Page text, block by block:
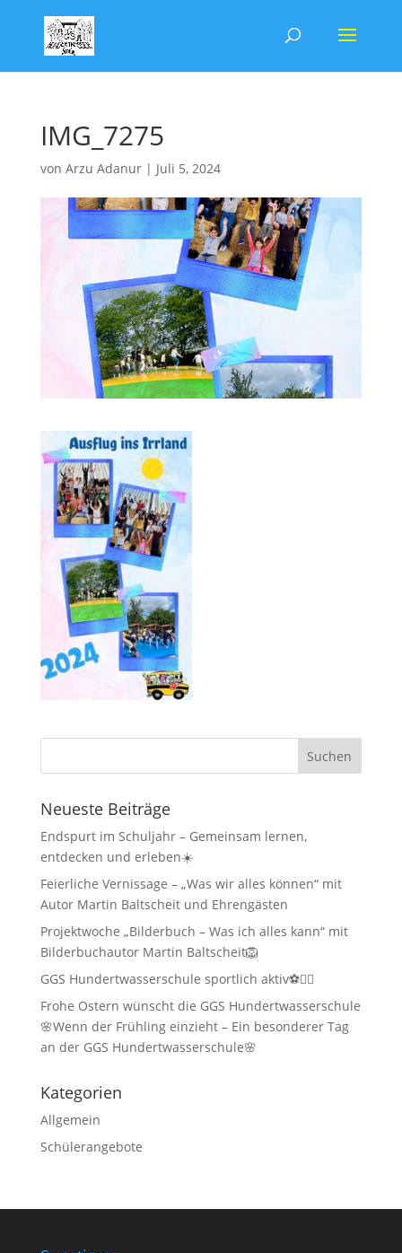
IMG_7275
von Arzu Adanur| Juli 5, 2024
Neueste Beiträge
Endspurt im Schuljahr – Gemeinsam lernen,
entdecken und erleben☀️
Feierliche Vernissage – „Was wir alles können“ mit
Autor Martin Baltscheit und Ehrengästen
Projektwoche „Bilderbuch – Was ich alles kann“ mit
Bilderbuchautor Martin Baltscheit🦁
GGS Hundertwasserschule sportlich aktiv⚽🏃‍♂️
Frohe Ostern wünscht die GGS Hundertwasserschule
🌸Wenn der Frühling einzieht – Ein besonderer Tag
an der GGS Hundertwasserschule🌸
Kategorien
Allgemein
Schülerangebote